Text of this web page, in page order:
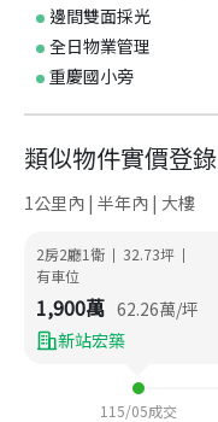
邊間雙面採光
全日物業管理
重慶國小旁
類似物件實價登錄
1公里內 | 半年內 | 大樓
2房2廳1衛 | 32.73坪 |
有車位
1,900萬 62.26萬/坪
新站宏築
115/05成交